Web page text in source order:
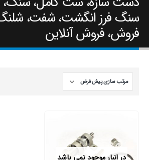
سنگ فرز انگشت، شفت،
فروش، فروش آنلاین
در انبار موجود نمی باشد